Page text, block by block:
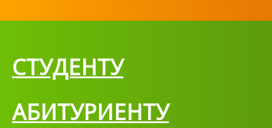
СТУДЕНТУ
АБИТУРИЕНТУ